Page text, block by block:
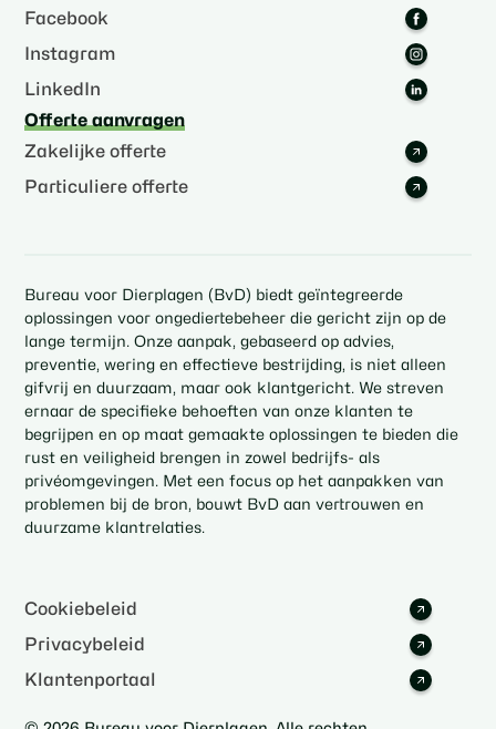
Facebook
Instagram
LinkedIn
Offerte aanvragen
Zakelijke offerte
Particuliere offerte
Bureau voor Dierplagen (BvD) biedt geïntegreerde
oplossingen voor ongediertebeheer die gericht zijn op de
lange termijn. Onze aanpak, gebaseerd op advies,
preventie, wering en effectieve bestrijding, is niet alleen
gifvrij en duurzaam, maar ook klantgericht. We streven
ernaar de specifieke behoeften van onze klanten te
begrijpen en op maat gemaakte oplossingen te bieden die
rust en veiligheid brengen in zowel bedrijfs- als
privéomgevingen. Met een focus op het aanpakken van
problemen bij de bron, bouwt BvD aan vertrouwen en
duurzame klantrelaties.
Cookiebeleid
Privacybeleid
Klantenportaal